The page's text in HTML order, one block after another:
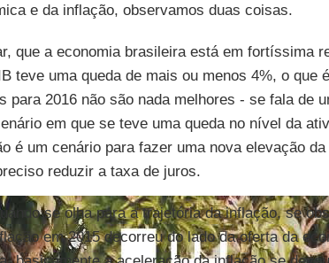
e da inflação, observamos duas coisas.
que a economia brasileira está em fortíssima
teve uma queda de mais ou menos 4%, o que
para 2016 não são nada melhores - se fala de
em que se teve uma queda no nível da
é um cenário para fazer uma nova elevação
reduzir a taxa de juros.
se olha para a trajetória da inflação, se
em 2015 decorreu do lado da oferta da